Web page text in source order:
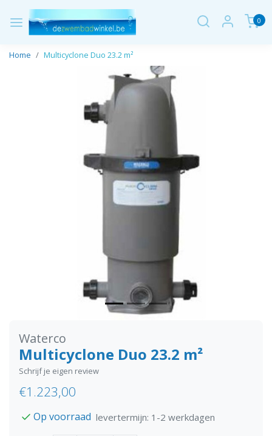
0
Home Multicyclone Duo 23.2 m²
Waterco
Multicyclone Duo 23.2 m²
Schrijf je eigen review
€1.223,00
Op voorraad levertermijn: 1-2 werkdagen